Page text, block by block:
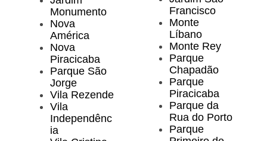
Monumento
Nova
América
Nova
Piracicaba
Parque São
Jorge
Vila Rezende
Vila
Independênc
ia
Francisco
Monte
Líbano
Monte Rey
Parque
Chapadão
Parque
Piracicaba
Parque da
Rua do Porto
Parque